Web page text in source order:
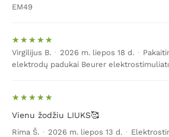
EM49
Virgilijus B. · 2026 m. liepos 18 d. ·
elektrodų padukai Beurer
Vienu žodžiu LIUKS🥰
Rima Š. · 2026 m. liepos 13 d. ·